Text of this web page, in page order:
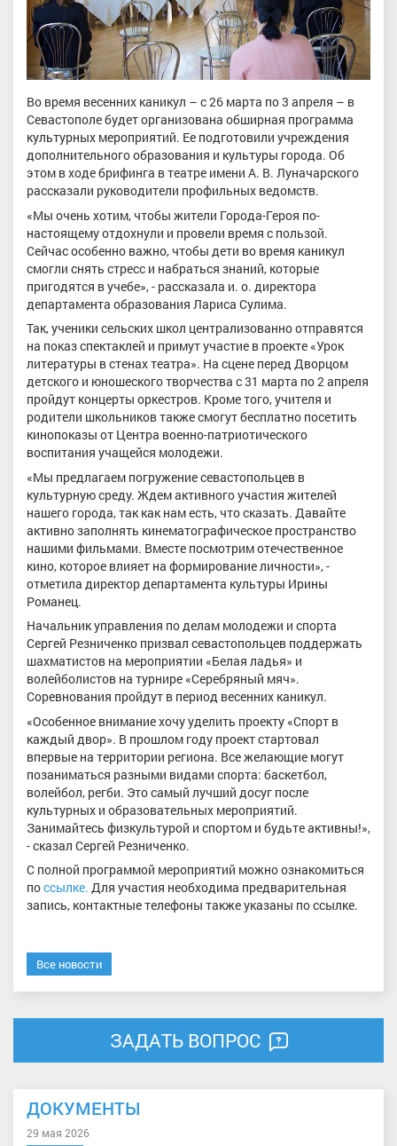
Во время весенних каникул – с 26 марта по 3 апреля – в
Севастополе будет организована обширная программа
культурных мероприятий. Ее подготовили учреждения
дополнительного образования и культуры города. Об
этом в ходе брифинга в театре имени А. В. Луначарского
рассказали руководители профильных ведомств.
«Мы очень хотим, чтобы жители Города-Героя по-
настоящему отдохнули и провели время с пользой.
Сейчас особенно важно, чтобы дети во время каникул
смогли снять стресс и набраться знаний, которые
пригодятся в учебе», - рассказала и. о. директора
департамента образования Лариса Сулима.
Так, ученики сельских школ централизованно отправятся
на показ спектаклей и примут участие в проекте «Урок
литературы в стенах театра». На сцене перед Дворцом
детского и юношеского творчества с 31 марта по 2 апреля
пройдут концерты оркестров. Кроме того, учителя и
родители школьников также смогут бесплатно посетить
кинопоказы от Центра военно-патриотического
воспитания учащейся молодежи.
«Мы предлагаем погружение севастопольцев в
культурную среду. Ждем активного участия жителей
нашего города, так как нам есть, что сказать. Давайте
активно заполнять кинематографическое пространство
нашими фильмами. Вместе посмотрим отечественное
кино, которое влияет на формирование личности», -
отметила директор департамента культуры Ирины
Романец.
Начальник управления по делам молодежи и спорта
Сергей Резниченко призвал севастопольцев поддержать
шахматистов на мероприятии «Белая ладья» и
волейболистов на турнире «Серебряный мяч».
Соревнования пройдут в период весенних каникул.
«Особенное внимание хочу уделить проекту «Спорт в
каждый двор». В прошлом году проект стартовал
впервые на территории региона. Все желающие могут
позаниматься разными видами спорта: баскетбол,
волейбол, регби. Это самый лучший досуг после
культурных и образовательных мероприятий.
Занимайтесь физкультурой и спортом и будьте активны!»,
- сказал Сергей Резниченко.
С полной программой мероприятий можно ознакомиться
поссылке. Для участия необходима предварительная
запись, контактные телефоны также указаны по ссылке.
Все новости
ЗАДАТЬ ВОПРОС
ДОКУМЕНТЫ
29 мая 2026